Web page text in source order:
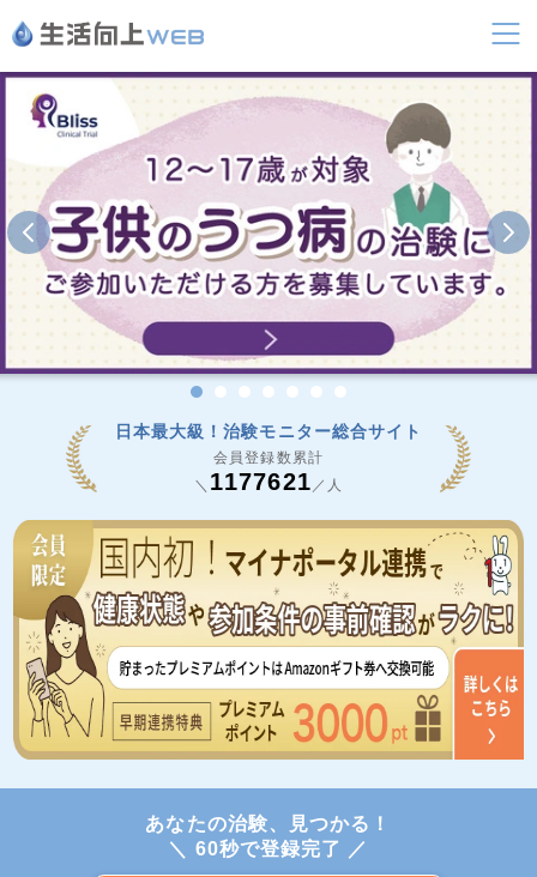
日本最大級！治験モニター総合サイト
会員登録数累計
＼ 1177621 ／人
あなたの治験、見つかる！
＼ 60秒で登録完了 ／